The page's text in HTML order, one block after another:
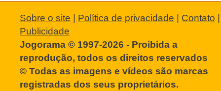
Sobre o site Política de privacidade Contato
Publicidade
Jogorama © 1997-2026 - Proibida a
reprodução, todos os direitos reservados
© Todas as imagens e vídeos são marcas
registradas dos seus proprietários.